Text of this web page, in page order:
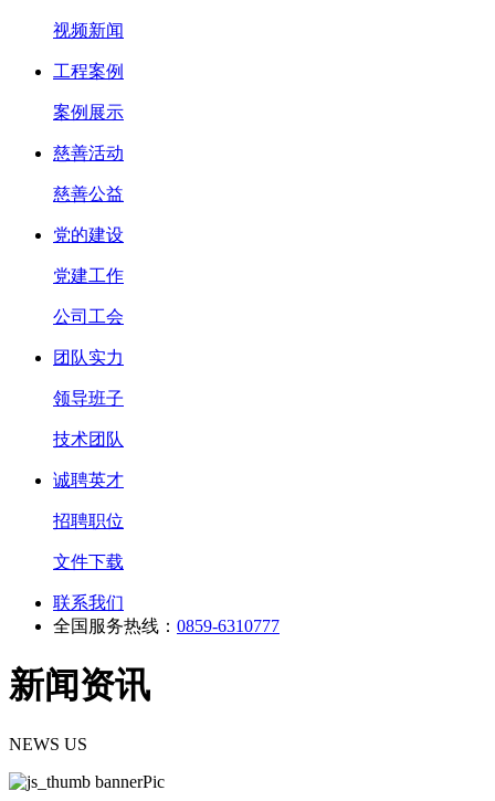
视频新闻
工程案例
案例展示
慈善活动
慈善公益
党的建设
党建工作
公司工会
团队实力
领导班子
技术团队
诚聘英才
招聘职位
文件下载
联系我们
全国服务热线： 0859-6310777
新闻资讯
NEWS US